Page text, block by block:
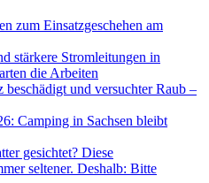
zum Einsatzgeschehen am
stärkere Stromleitungen in
die Arbeiten
und versuchter Raub –
Camping in Sachsen bleibt
gesichtet? Diese
seltener. Deshalb: Bitte